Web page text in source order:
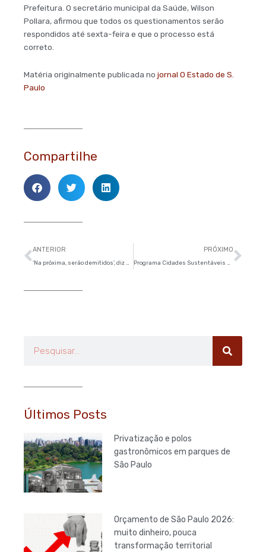
Prefeitura. O secretário municipal da Saúde, Wilson
Pollara, afirmou que todos os questionamentos serão
respondidos até sexta-feira e que o processo está
correto.
Matéria originalmente publicada no jornal O Estado de S.
Paulo
Compartilhe
Anterior
ANTERIOR
‘Na próxima, serão demitidos’, diz Doria após reclamações de regionais
PRÓXIMO
Programa Cidades Sustentáveis promove encontro com prefeituras signatárias
Últimos Posts
Privatização e polos
gastronômicos em parques de
São Paulo
Orçamento de São Paulo 2026:
muito dinheiro, pouca
transformação territorial